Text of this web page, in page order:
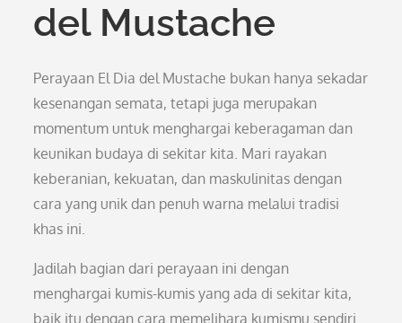
del Mustache
Perayaan El Dia del Mustache bukan hanya sekadar
kesenangan semata, tetapi juga merupakan
momentum untuk menghargai keberagaman dan
keunikan budaya di sekitar kita. Mari rayakan
keberanian, kekuatan, dan maskulinitas dengan
cara yang unik dan penuh warna melalui tradisi
khas ini.
Jadilah bagian dari perayaan ini dengan
menghargai kumis-kumis yang ada di sekitar kita,
baik itu dengan cara memelihara kumismu sendiri